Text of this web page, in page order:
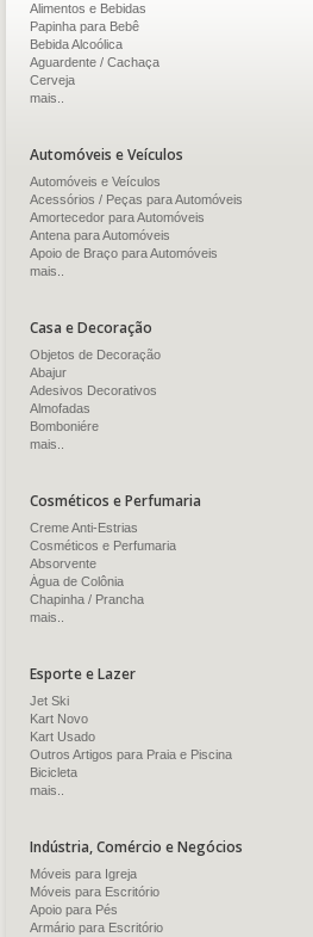
Alimentos e Bebidas
Papinha para Bebê
Bebida Alcoólica
Aguardente / Cachaça
Cerveja
mais..
Automóveis e Veículos
Automóveis e Veículos
Acessórios / Peças para Automóveis
Amortecedor para Automóveis
Antena para Automóveis
Apoio de Braço para Automóveis
mais..
Casa e Decoração
Objetos de Decoração
Abajur
Adesivos Decorativos
Almofadas
Bomboniére
mais..
Cosméticos e Perfumaria
Creme Anti-Estrias
Cosméticos e Perfumaria
Absorvente
Água de Colônia
Chapinha / Prancha
mais..
Esporte e Lazer
Jet Ski
Kart Novo
Kart Usado
Outros Artigos para Praia e Piscina
Bicicleta
mais..
Indústria, Comércio e Negócios
Móveis para Igreja
Móveis para Escritório
Apoio para Pés
Armário para Escritório